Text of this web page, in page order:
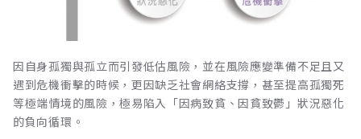
因自身孤獨與孤立而引發低估風險，並在風險應變準備不足且又
遇到危機衝擊的時候，更因缺乏社會網絡支撐，甚至提高孤獨死
等極端情境的風險，極易陷入「因病致貧、因貧致鬱」狀況惡化
的負向循環。